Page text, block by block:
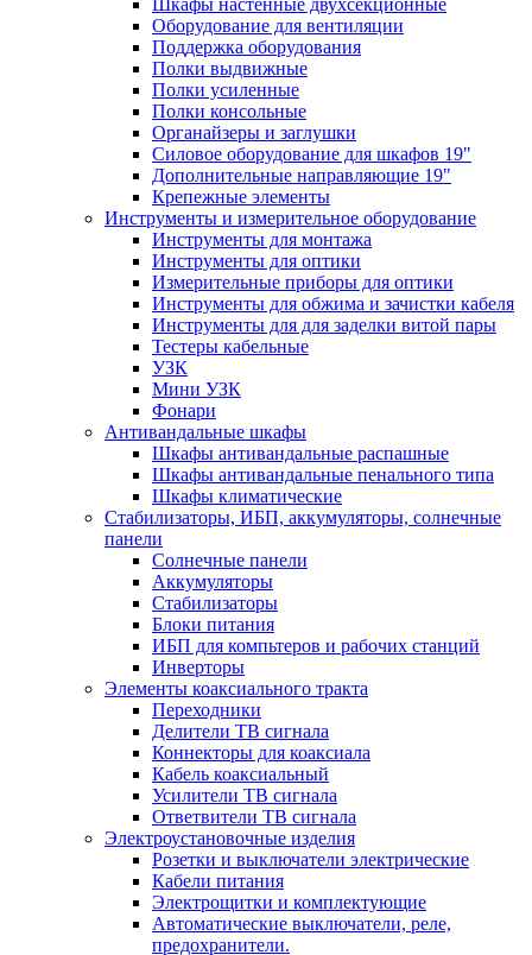
Шкафы настенные двухсекционные
Оборудование для вентиляции
Поддержка оборудования
Полки выдвижные
Полки усиленные
Полки консольные
Органайзеры и заглушки
Силовое оборудование для шкафов 19"
Дополнительные направляющие 19"
Крепежные элементы
Инструменты и измерительное оборудование
Инструменты для монтажа
Инструменты для оптики
Измерительные приборы для оптики
Инструменты для обжима и зачистки кабеля
Инструменты для для заделки витой пары
Тестеры кабельные
УЗК
Мини УЗК
Фонари
Антивандальные шкафы
Шкафы антивандальные распашные
Шкафы антивандальные пенального типа
Шкафы климатические
Стабилизаторы, ИБП, аккумуляторы, солнечные
панели
Солнечные панели
Аккумуляторы
Стабилизаторы
Блоки питания
ИБП для компьтеров и рабочих станций
Инверторы
Элементы коаксиального тракта
Переходники
Делители ТВ сигнала
Коннекторы для коаксиала
Кабель коаксиальный
Усилители ТВ сигнала
Ответвители ТВ сигнала
Электроустановочные изделия
Розетки и выключатели электрические
Кабели питания
Электрощитки и комплектующие
Автоматические выключатели, реле,
предохранители.